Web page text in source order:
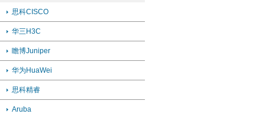
思科CISCO
华三H3C
瞻博Juniper
华为HuaWei
思科精睿
Aruba